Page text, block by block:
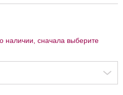
сначала выберите